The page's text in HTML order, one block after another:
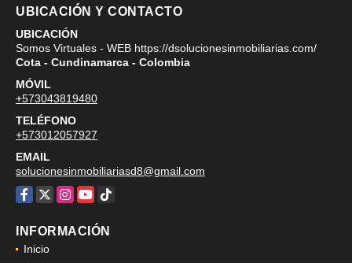
UBICACIÓN Y CONTACTO
UBICACIÓN
Somos Virtuales - WEB https://dsolucionesinmobiliarias.com/
Cota - Cundinamarca - Colombia
MÓVIL
+573043819480
TELÉFONO
+573012057927
EMAIL
solucionesinmobiliariasd8@gmail.com
Facebook
X Instagram
YouTube
TikTok
INFORMACIÓN
Inicio